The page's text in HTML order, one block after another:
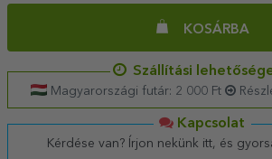
KOSÁRBA
Szállítási
Magyarországi futár: 2 000 Ft
Kapcsolat
Kérdése van? Írjon nekünk itt, és